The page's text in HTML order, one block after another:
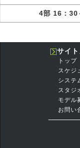
4部 16：30
サイ
トップ
スケジ
システ
スタジ
モデル
お問い